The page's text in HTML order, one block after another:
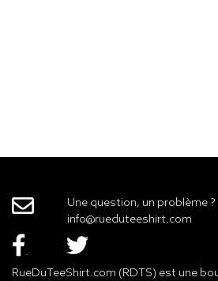
Une question, un problème ?
info@rueduteeshirt.com
RueDuTeeShirt.com (RDTS) est une